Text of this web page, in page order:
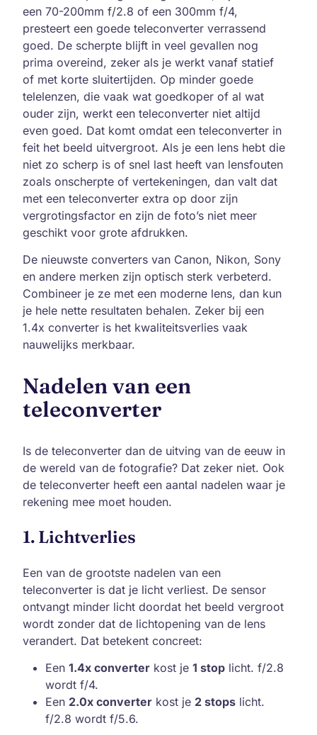
een 70-200mm f/2.8 of een 300mm f/4,
presteert een goede teleconverter verrassend
goed. De scherpte blijft in veel gevallen nog
prima overeind, zeker als je werkt vanaf statief
of met korte sluitertijden. Op minder goede
telelenzen, die vaak wat goedkoper of al wat
ouder zijn, werkt een teleconverter niet altijd
even goed. Dat komt omdat een teleconverter in
feit het beeld uitvergroot. Als je een lens hebt die
niet zo scherp is of snel last heeft van lensfouten
zoals onscherpte of vertekeningen, dan valt dat
met een teleconverter extra op door zijn
vergrotingsfactor en zijn de foto’s niet meer
geschikt voor grote afdrukken.
De nieuwste converters van Canon, Nikon, Sony
en andere merken zijn optisch sterk verbeterd.
Combineer je ze met een moderne lens, dan kun
je hele nette resultaten behalen. Zeker bij een
1.4x converter is het kwaliteitsverlies vaak
nauwelijks merkbaar.
Nadelen van een
teleconverter
Is de teleconverter dan de uitving van de eeuw in
de wereld van de fotografie? Dat zeker niet. Ook
de teleconverter heeft een aantal nadelen waar je
rekening mee moet houden.
1. Lichtverlies
Een van de grootste nadelen van een
teleconverter is dat je licht verliest. De sensor
ontvangt minder licht doordat het beeld vergroot
wordt zonder dat de lichtopening van de lens
verandert. Dat betekent concreet:
Een 1.4x converter kost je 1 stop licht. f/2.8
wordt f/4.
Een 2.0x converter kost je 2 stops licht.
f/2.8 wordt f/5.6.